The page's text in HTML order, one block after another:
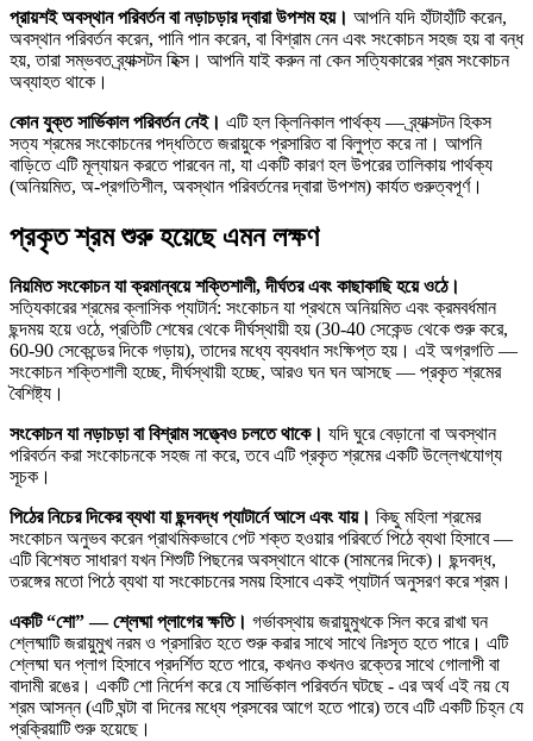
প্রায়শই অবস্থান পরিবর্তন বা নড়াচড়ার দ্বারা উপশম হয়। আপনি যদি হাঁটাহাঁটি করেন,
অবস্থান পরিবর্তন করেন, পানি পান করেন, বা বিশ্রাম নেন এবং সংকোচন সহজ হয় বা বন্ধ
হয়, তারা সম্ভবত ব্র্যাক্সটন হিক্স। আপনি যাই করুন না কেন সত্যিকারের শ্রম সংকোচন
অব্যাহত থাকে।
কোন যুক্ত সার্ভিকাল পরিবর্তন নেই। এটি হল ক্লিনিকাল পার্থক্য — ব্র্যাক্সটন হিকস
সত্য শ্রমের সংকোচনের পদ্ধতিতে জরায়ুকে প্রসারিত বা বিলুপ্ত করে না। আপনি
বাড়িতে এটি মূল্যায়ন করতে পারবেন না, যা একটি কারণ হল উপরের তালিকায় পার্থক্য
(অনিয়মিত, অ-প্রগতিশীল, অবস্থান পরিবর্তনের দ্বারা উপশম) কার্যত গুরুত্বপূর্ণ।
প্রকৃত শ্রম শুরু হয়েছে এমন লক্ষণ
নিয়মিত সংকোচন যা ক্রমান্বয়ে শক্তিশালী, দীর্ঘতর এবং কাছাকাছি হয়ে ওঠে।
সত্যিকারের শ্রমের ক্লাসিক প্যাটার্ন: সংকোচন যা প্রথমে অনিয়মিত এবং ক্রমবর্ধমান
ছন্দময় হয়ে ওঠে, প্রতিটি শেষের থেকে দীর্ঘস্থায়ী হয় (30-40 সেকেন্ড থেকে শুরু করে,
60-90 সেকেন্ডের দিকে গড়ায়), তাদের মধ্যে ব্যবধান সংক্ষিপ্ত হয়। এই অগ্রগতি —
সংকোচন শক্তিশালী হচ্ছে, দীর্ঘস্থায়ী হচ্ছে, আরও ঘন ঘন আসছে — প্রকৃত শ্রমের
বৈশিষ্ট্য।
সংকোচন যা নড়াচড়া বা বিশ্রাম সত্ত্বেও চলতে থাকে। যদি ঘুরে বেড়ানো বা অবস্থান
পরিবর্তন করা সংকোচনকে সহজ না করে, তবে এটি প্রকৃত শ্রমের একটি উল্লেখযোগ্য
সূচক।
পিঠের নিচের দিকের ব্যথা যা ছন্দবদ্ধ প্যাটার্নে আসে এবং যায়। কিছু মহিলা শ্রমের
সংকোচন অনুভব করেন প্রাথমিকভাবে পেট শক্ত হওয়ার পরিবর্তে পিঠে ব্যথা হিসাবে —
এটি বিশেষত সাধারণ যখন শিশুটি পিছনের অবস্থানে থাকে (সামনের দিকে)। ছন্দবদ্ধ,
তরঙ্গের মতো পিঠে ব্যথা যা সংকোচনের সময় হিসাবে একই প্যাটার্ন অনুসরণ করে শ্রম।
একটি “শো” — শ্লেষ্মা প্লাগের ক্ষতি। গর্ভাবস্থায় জরায়ুমুখকে সিল করে রাখা ঘন
শ্লেষ্মাটি জরায়ুমুখ নরম ও প্রসারিত হতে শুরু করার সাথে সাথে নিঃসৃত হতে পারে। এটি
শ্লেষ্মা ঘন প্লাগ হিসাবে প্রদর্শিত হতে পারে, কখনও কখনও রক্তের সাথে গোলাপী বা
বাদামী রঙের। একটি শো নির্দেশ করে যে সার্ভিকাল পরিবর্তন ঘটছে - এর অর্থ এই নয় যে
শ্রম আসন্ন (এটি ঘন্টা বা দিনের মধ্যে প্রসবের আগে হতে পারে) তবে এটি একটি চিহ্ন যে
প্রক্রিয়াটি শুরু হয়েছে।